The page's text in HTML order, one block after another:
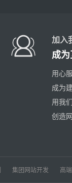
加入
成
用心
成为
用我
创造
集团网站开发 高